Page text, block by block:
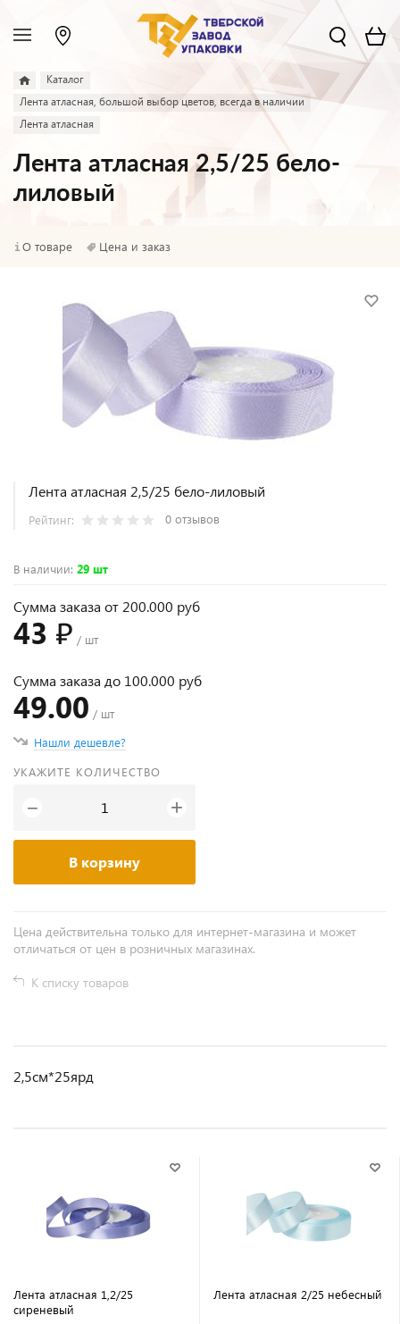
Каталог
Лента атласная, большой выбор цветов, всегда в наличии
Лента атласная
Лента атласная 2,5/25 бело-
лиловый
О товаре Цена и заказ
Лента атласная 2,5/25 бело-лиловый
Рейтинг: 0 отзывов
В наличии: 29 шт
Сумма заказа от 200.000 руб
43 ₽ / шт
Сумма заказа до 100.000 руб
49.00 / шт
Нашли дешевле?
УКАЖИТЕ КОЛИЧЕСТВО
− +
В корзину
Цена действительна только для интернет-магазина и может
отличаться от цен в розничных магазинах.
К списку товаров
2,5см*25ярд
Лента атласная 1,2/25
сиреневый
Лента атласная 2/25 небесный